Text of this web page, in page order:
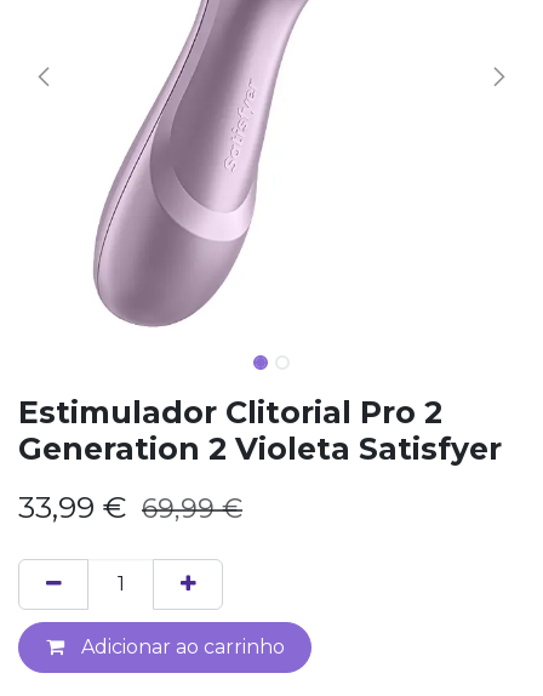
Estimulador Clitorial Pro 2
Generation 2 Violeta Satisfyer
33,99 € 69,99€
Adicionar ao carrinho